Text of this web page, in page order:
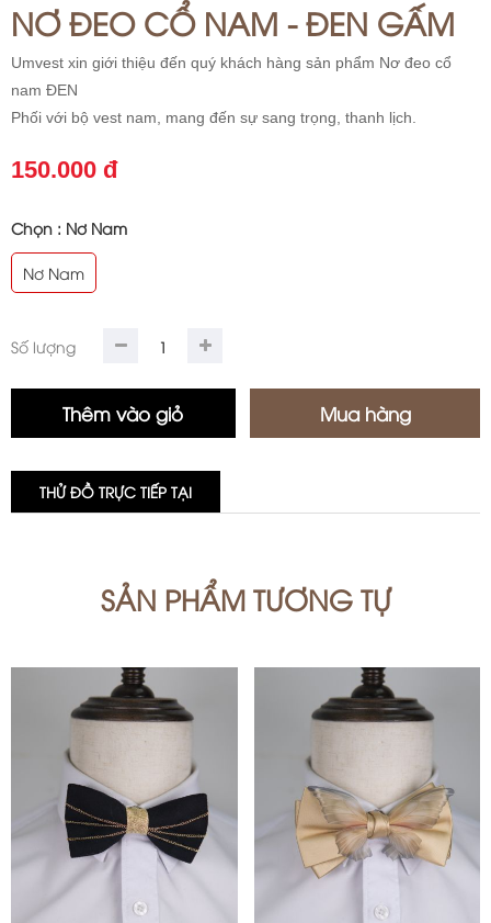
NƠ ĐEO CỔ NAM - ĐEN GẤM
Umvest xin giới thiệu đến quý khách hàng sản phẩm Nơ đeo cổ
nam ĐEN
Phối với bộ vest nam, mang đến sự sang trọng, thanh lịch.
150.000 đ
Chọn : Nơ Nam
Nơ Nam
Số lượng
THỬ ĐỒ TRỰC TIẾP TẠI
SẢN PHẨM TƯƠNG TỰ